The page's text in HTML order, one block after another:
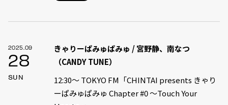
2025.09
28
SUN
きゃりーぱみゅぱみゅ / 宮野静、南なつ
（CANDY TUNE）
12:30〜 TOKYO FM「CHINTAI presents きゃり
ーぱみゅぱみゅ Chapter #0 〜Touch Your